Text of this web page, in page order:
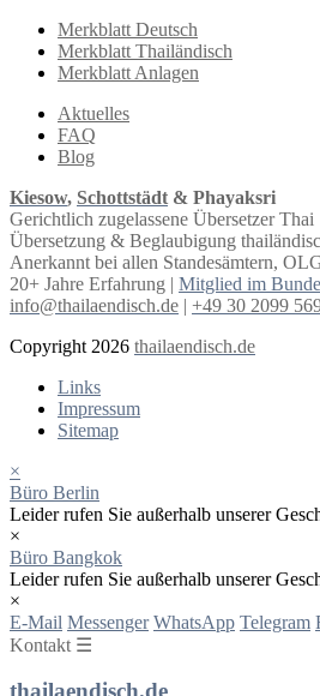
Merkblatt Deutsch
Merkblatt Thailändisch
Merkblatt Anlagen
Aktuelles
FAQ
Blog
Kiesow, Schottstädt & Phayaksri
Gerichtlich zugelassene Übersetzer
Übersetzung & Beglaubigung
Anerkannt bei allen Standesämtern,
20+ Jahre Erfahrung | Mitglied im
info@thailaendisch.de | +49 30 2099
Copyright 2026 thailaendisch.de
Links
Impressum
Sitemap
×
Büro Berlin
Leider rufen Sie außerhalb unserer
×
Büro Bangkok
Leider rufen Sie außerhalb unserer
×
E-Mail Messenger WhatsApp Telegram
Kontakt ☰